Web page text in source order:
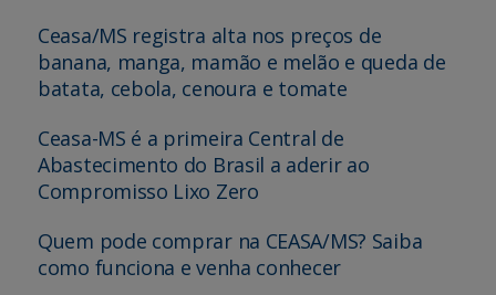
Ceasa/MS registra alta nos preços de
banana, manga, mamão e melão e queda de
batata, cebola, cenoura e tomate
Ceasa-MS é a primeira Central de
Abastecimento do Brasil a aderir ao
Compromisso Lixo Zero
Quem pode comprar na CEASA/MS? Saiba
como funciona e venha conhecer